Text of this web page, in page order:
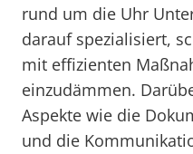
rund um die Uhr
darauf spezialisiert,
mit effizienten
einzudämmen.
Aspekte wie die
und die